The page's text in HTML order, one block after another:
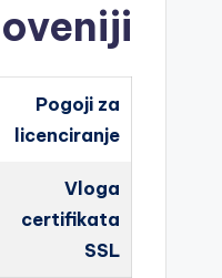
Pogoji za
licenciranje
Vloga
certifikata
SSL